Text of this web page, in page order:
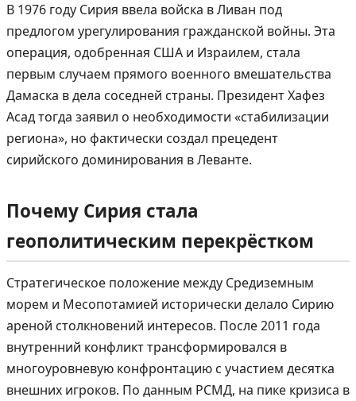
В 1976 году Сирия ввела войска в Ливан под
предлогом урегулирования гражданской войны. Эта
операция, одобренная США и Израилем, стала
первым случаем прямого военного вмешательства
Дамаска в дела соседней страны. Президент Хафез
Асад тогда заявил о необходимости «стабилизации
региона», но фактически создал прецедент
сирийского доминирования в Леванте.
Почему Сирия стала
геополитическим перекрёстком
Стратегическое положение между Средиземным
морем и Месопотамией исторически делало Сирию
ареной столкновений интересов. После 2011 года
внутренний конфликт трансформировался в
многоуровневую конфронтацию с участием десятка
внешних игроков. По данным РСМД, на пике кризиса в